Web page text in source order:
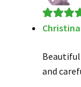
Note5
and